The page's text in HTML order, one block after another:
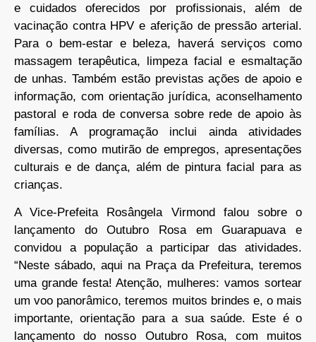
e cuidados oferecidos por profissionais, além de
vacinação contra HPV e aferição de pressão arterial.
Para o bem-estar e beleza, haverá serviços como
massagem terapêutica, limpeza facial e esmaltação
de unhas. Também estão previstas ações de apoio e
informação, com orientação jurídica, aconselhamento
pastoral e roda de conversa sobre rede de apoio às
famílias. A programação inclui ainda atividades
diversas, como mutirão de empregos, apresentações
culturais e de dança, além de pintura facial para as
crianças.
A Vice-Prefeita Rosângela Virmond falou sobre o
lançamento do Outubro Rosa em Guarapuava e
convidou a população a participar das atividades.
“Neste sábado, aqui na Praça da Prefeitura, teremos
uma grande festa! Atenção, mulheres: vamos sortear
um voo panorâmico, teremos muitos brindes e, o mais
importante, orientação para a sua saúde. Este é o
lançamento do nosso Outubro Rosa, com muitos